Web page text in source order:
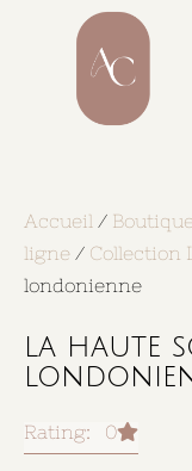
Accueil /
ligne / Collection
londonienne
la haute
Rating: 0